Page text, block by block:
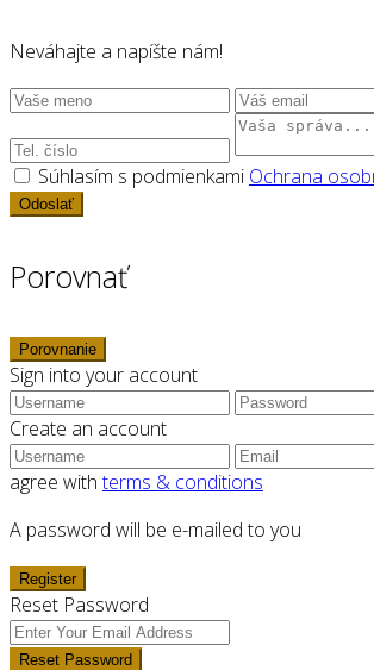
Neváhajte a napíšte nám!
Súhlasím s podmienkami Ochrana
Odoslať
Porovnať
Porovnanie
Sign into your account
Create an account
agree withterms & conditions
A password will be e-mailed to you
Register
Reset Password
Reset Password